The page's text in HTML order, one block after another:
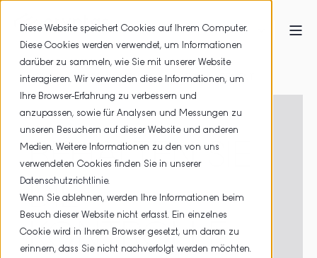
Diese Website speichert Cookies auf Ihrem Computer.
Diese Cookies werden verwendet, um Informationen
darüber zu sammeln, wie Sie mit unserer Website
interagieren. Wir verwenden diese Informationen, um
Ihre Browser-Erfahrung zu verbessern und
anzupassen, sowie für Analysen und Messungen zu
unseren Besuchern auf dieser Website und anderen
Medien. Weitere Informationen zu den von uns
verwendeten Cookies finden Sie in unserer
Datenschutzrichtlinie.
Wenn Sie ablehnen, werden Ihre Informationen beim
Besuch dieser Website nicht erfasst. Ein einzelnes
Cookie wird in Ihrem Browser gesetzt, um daran zu
erinnern, dass Sie nicht nachverfolgt werden möchten.
HOME VERSCHLÜSSELUNG UND KEYMANAGEMENT
BEHALTEN SIE
DIE
KONTROLLE